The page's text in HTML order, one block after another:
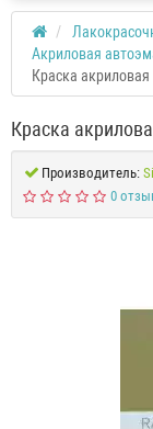
Акриловая
Краска акриловая
Краска
Производитель:
0